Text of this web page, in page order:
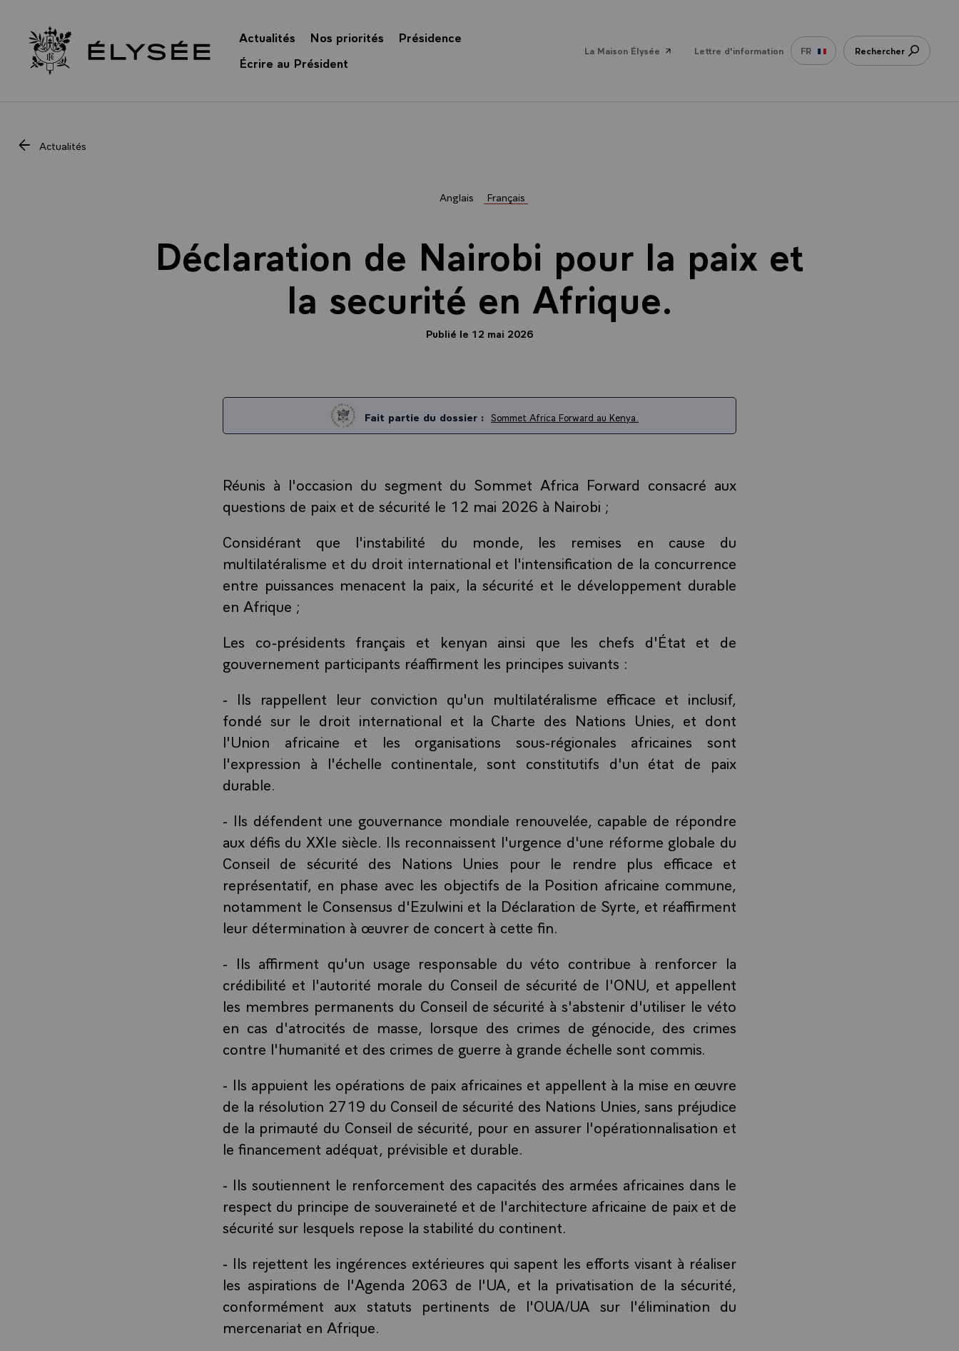
Retour à l’accueil Élysée
Actualités Nos priorités
Présidence
Écrire au Président
La Maison Élysée Lettre d'information FR Rechercher
Actualités
Anglais Français
Déclaration de Nairobi pour la paix et
la securité en Afrique.
Publié le 12 mai 2026
Fait partie du dossier : Sommet Africa Forward au Kenya.
Réunis à l'occasion du segment du Sommet Africa Forward consacré aux
questions de paix et de sécurité le 12 mai 2026 à Nairobi ;
Considérant que l'instabilité du monde, les remises en cause du
multilatéralisme et du droit international et l'intensification de la concurrence
entre puissances menacent la paix, la sécurité et le développement durable
en Afrique ;
Les co-présidents français et kenyan ainsi que les chefs d'État et de
gouvernement participants réaffirment les principes suivants :
- Ils rappellent leur conviction qu'un multilatéralisme efficace et inclusif,
fondé sur le droit international et la Charte des Nations Unies, et dont
l'Union africaine et les organisations sous-régionales africaines sont
l'expression à l'échelle continentale, sont constitutifs d'un état de paix
durable.
- Ils défendent une gouvernance mondiale renouvelée, capable de répondre
aux défis du XXIe siècle. Ils reconnaissent l'urgence d'une réforme globale du
Conseil de sécurité des Nations Unies pour le rendre plus efficace et
représentatif, en phase avec les objectifs de la Position africaine commune,
notamment le Consensus d'Ezulwini et la Déclaration de Syrte, et réaffirment
leur détermination à œuvrer de concert à cette fin.
- Ils affirment qu'un usage responsable du véto contribue à renforcer la
crédibilité et l'autorité morale du Conseil de sécurité de I'ONU, et appellent
les membres permanents du Conseil de sécurité à s'abstenir d'utiliser le véto
en cas d'atrocités de masse, lorsque des crimes de génocide, des crimes
contre l'humanité et des crimes de guerre à grande échelle sont commis.
- Ils appuient les opérations de paix africaines et appellent à la mise en œuvre
de la résolution 2719 du Conseil de sécurité des Nations Unies, sans préjudice
de la primauté du Conseil de sécurité, pour en assurer l'opérationnalisation et
le financement adéquat, prévisible et durable.
- Ils soutiennent le renforcement des capacités des armées africaines dans le
respect du principe de souveraineté et de l'architecture africaine de paix et de
sécurité sur lesquels repose la stabilité du continent.
- Ils rejettent les ingérences extérieures qui sapent les efforts visant à réaliser
les aspirations de l'Agenda 2063 de l'UA, et la privatisation de la sécurité,
conformément aux statuts pertinents de l'OUA/UA sur l'élimination du
mercenariat en Afrique.